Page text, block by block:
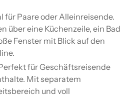
für Paare oder Alleinreisende.
über eine Küchenzeile, ein Bad
Fenster mit Blick auf den
für Geschäftsreisende
Mit separatem
und voll